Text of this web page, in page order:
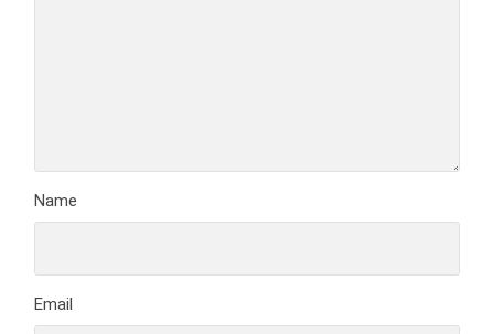
Name
Email